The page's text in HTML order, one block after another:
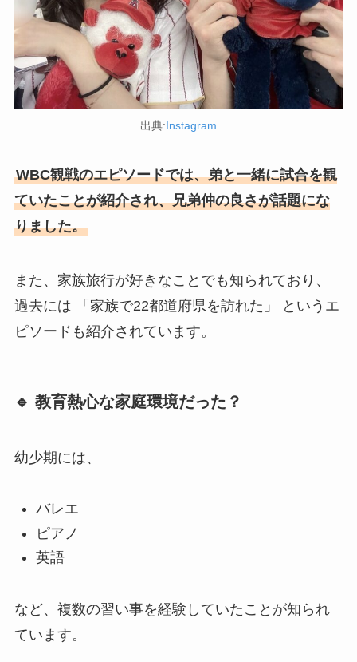
出典:Instagram
WBC観戦のエピソードでは、弟と一緒に試合を観
ていたことが紹介され、兄弟仲の良さが話題にな
りました。
また、家族旅行が好きなことでも知られており、
過去には 「家族で22都道府県を訪れた」 というエ
ピソードも紹介されています。
🔹 教育熱心な家庭環境だった？
幼少期には、
バレエ
ピアノ
英語
など、複数の習い事を経験していたことが知られ
ています。